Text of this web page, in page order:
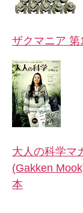
ザクマニア
大人の科学マ
(Gakken
本